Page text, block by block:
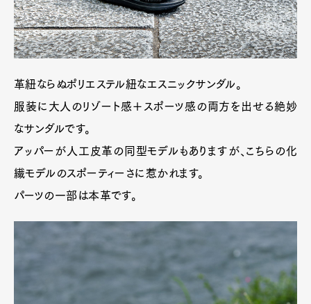
革紐ならぬポリエステル紐なエスニックサンダル。
服装に大人のリゾート感＋スポーツ感の両方を出せる絶妙
なサンダルです。
アッパーが人工皮革の同型モデルもありますが、こちらの化
繊モデルのスポーティーさに惹かれます。
パーツの一部は本革です。